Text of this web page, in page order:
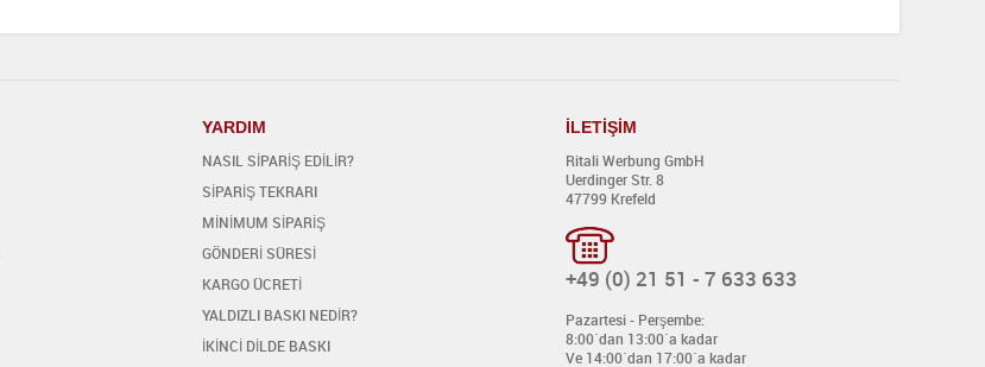
YARDIM
NASIL SİPARİŞ EDİLİR?
SİPARİŞ TEKRARI
MİNİMUM SİPARİŞ
GÖNDERİ SÜRESİ
KARGO ÜCRETİ
YALDIZLI BASKI NEDİR?
İKİNCİ DİLDE BASKI
İLETİŞİM
Ritali Werbung GmbH
Uerdinger Str. 8
47799 Krefeld
+49 (0) 21 51 - 7 633 633
Pazartesi - Perşembe:
8:00´dan 13:00´a kadar
Ve 14:00´dan 17:00´a kadar